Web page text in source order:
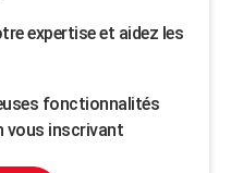
expertise et aidez les
fonctionnalités
vous inscrivant